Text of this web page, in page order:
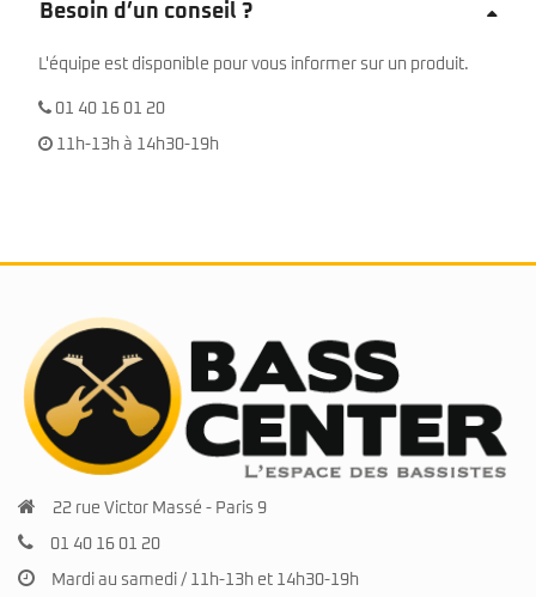
Besoin d’un conseil ?
L'équipe est disponible pour vous informer sur un produit.
01 40 16 01 20
11h-13h à 14h30-19h
22 rue Victor Massé - Paris 9
01 40 16 01 20
Mardi au samedi / 11h-13h et 14h30-19h